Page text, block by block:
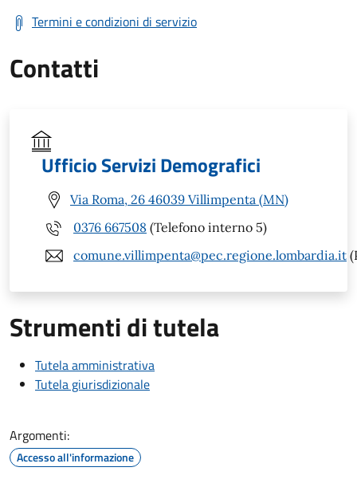
Termini e condizioni di servizio
Contatti
Ufficio Servizi Demografici
Via Roma, 26 46039 Villimpenta (MN)
0376 667508 (Telefono interno 5)
comune.villimpenta@pec.regione.lombardia.it
Strumenti di tutela
Tutela amministrativa
Tutela giurisdizionale
Argomenti:
Accesso all'informazione